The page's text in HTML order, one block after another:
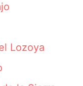
Lozoya